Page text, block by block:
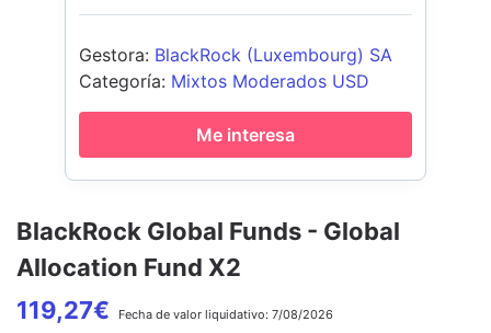
BlackRock Global Funds - Global
Allocation Fund X2
119,27€ Fecha de valor liquidativo: 7/08/2026
Gestora: BlackRock (Luxembourg) SA
Categoría: Mixtos Moderados USD
Me interesa